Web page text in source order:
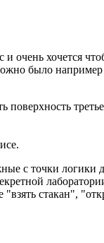
очень хочется
было
поверхность
с точки логики
стакан",